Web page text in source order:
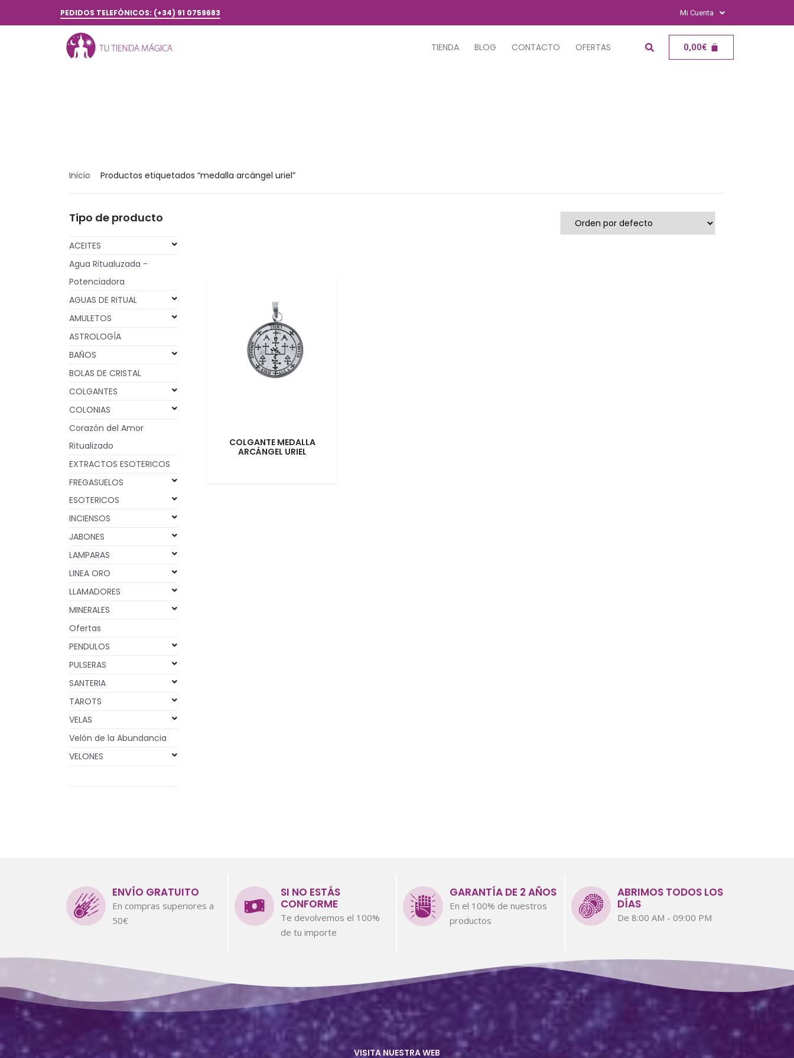
PEDIDOS TELEFÓNICOS: (+34) 91 0759683 Mi Cuenta
TIENDA BLOG CONTACTO OFERTAS 0,00€
Inicio Productos etiquetados “medalla arcángel uriel”
Tipo de producto
ACEITES
Agua Ritualuzada -
Potenciadora
AGUAS DE RITUAL
AMULETOS
ASTROLOGÍA
BAÑOS
BOLAS DE CRISTAL
COLGANTES
COLONIAS
Corazón del Amor
Ritualizado
EXTRACTOS ESOTERICOS
FREGASUELOS
ESOTERICOS
INCIENSOS
JABONES
LAMPARAS
LINEA ORO
LLAMADORES
MINERALES
Ofertas
PENDULOS
PULSERAS
SANTERIA
TAROTS
VELAS
Velón de la Abundancia
VELONES
COLGANTE MEDALLA
ARCÁNGEL URIEL
ENVÍO GRATUITO
En compras superiores a
50€
SI NO ESTÁS
CONFORME
Te devolvemos el 100%
de tu importe
GARANTÍA DE 2 AÑOS
En el 100% de nuestros
productos
ABRIMOS TODOS LOS
DÍAS
De 8:00 AM - 09:00 PM
VISITA NUESTRA WEB